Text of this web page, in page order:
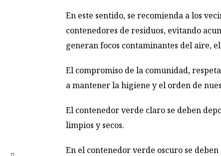
En este sentido, se recomienda a los
contenedores de residuos, evitando
generan focos contaminantes del aire,
El compromiso de la comunidad,
a mantener la higiene y el orden de
El contenedor verde claro se deben
limpios y secos.
En el contenedor verde oscuro se